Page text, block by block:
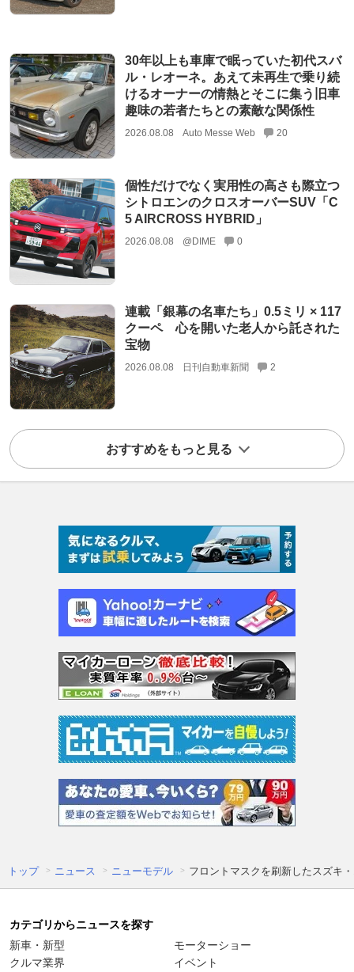
30年以上も車庫で眠っていた初代スバ
ル・レオーネ。あえて未再生で乗り続
けるオーナーの情熱とそこに集う旧車
趣味の若者たちとの素敵な関係性
2026.08.08 Auto Messe Web 20
個性だけでなく実用性の高さも際立つ
シトロエンのクロスオーバーSUV「C
5 AIRCROSS HYBRID」
2026.08.08 @DIME 0
連載「銀幕の名車たち」0.5ミリ × 117
クーペ 心を開いた老人から託された
宝物
2026.08.08 日刊自動車新聞 2
おすすめをもっと見る
トップ ニュース ニューモデル フロントマスクを刷新したスズキ
カテゴリからニュースを探す
新車・新型
クルマ業界
モーターショー
イベント